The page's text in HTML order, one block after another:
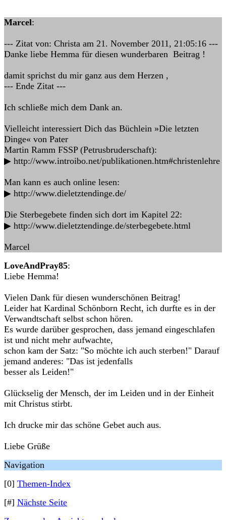
Marcel:
--- Zitat von: Christa am 21. November 2011, 21:05:16 ---
Danke liebe Hemma für diesen wunderbaren Beitrag !
damit sprichst du mir ganz aus dem Herzen ,
--- Ende Zitat ---
Ich schließe mich dem Dank an.
Vielleicht interessiert Dich das Büchlein »Die letzten
Dinge« von Pater
Martin Ramm FSSP (Petrusbruderschaft):
▶ http://www.introibo.net/publikationen.htm#christenlehre
Man kann es auch online lesen:
▶ http://www.dieletztendinge.de/
Die Sterbegebete finden sich dort im Kapitel 22:
▶ http://www.dieletztendinge.de/sterbegebete.html
Marcel
LoveAndPray85:
Liebe Hemma!
Vielen Dank für diesen wunderschönen Beitrag!
Leider hat Kardinal Schönborn Recht, ich durfte es in der
Verwandtschaft selbst schon hören.
Es wurde darüber gesprochen, dass jemand eingeschlafen
ist und nicht mehr aufwachte,
schon kam der Satz: "So möchte ich auch sterben!" Darauf
jemand anderes: "Das ist jedenfalls
besser als Leiden!"
Glückselig der Mensch, der im Leiden und in der Einheit
mit Christus stirbt.
Ich drucke mir das schöne Gebet auch aus.
Liebe Grüße
Navigation
[0] Themen-Index
[#] Nächste Seite